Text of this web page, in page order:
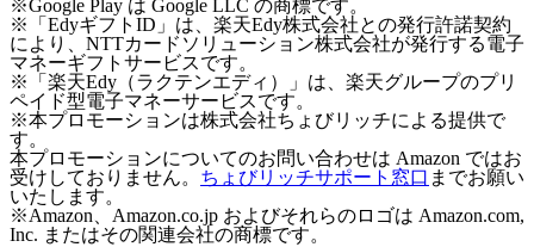
※Google Play は Google LLC の商標です。
※「EdyギフトID」は、楽天Edy株式会社との発行許諾契約
により、NTTカードソリューション株式会社が発行する電子
マネーギフトサービスです。
※「楽天Edy（ラクテンエディ）」は、楽天グループのプリ
ペイド型電子マネーサービスです。
※本プロモーションは株式会社ちょびリッチによる提供で
す。
本プロモーションについてのお問い合わせは Amazon ではお
受けしておりません。 ちょびリッチサポート窓口 までお願い
いたします。
※Amazon、Amazon.co.jp およびそれらのロゴは Amazon.com,
Inc. またはその関連会社の商標です。